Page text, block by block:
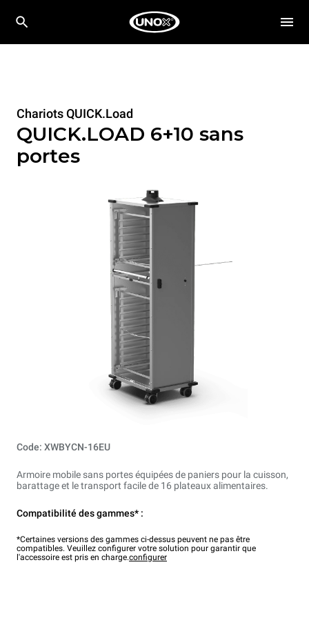
Chariots QUICK.Load
QUICK.LOAD 6+10 sans
portes
Code: XWBYCN-16EU
Armoire mobile sans portes équipées de paniers pour la cuisson,
barattage et le transport facile de 16 plateaux alimentaires.
Compatibilité des gammes* :
*Certaines versions des gammes ci-dessus peuvent ne pas être
compatibles. Veuillez configurer votre solution pour garantir que
l'accessoire est pris en charge.configurer